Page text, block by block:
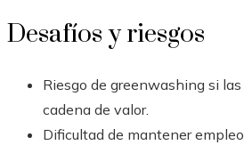
Desafíos y riesgos
Riesgo de greenwashing si
cadena de valor.
Dificultad de mantener